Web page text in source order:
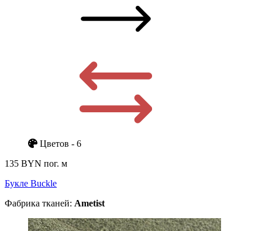
Цветов - 6
135 BYN пог. м
Букле Buckle
Фабрика тканей: Ametist